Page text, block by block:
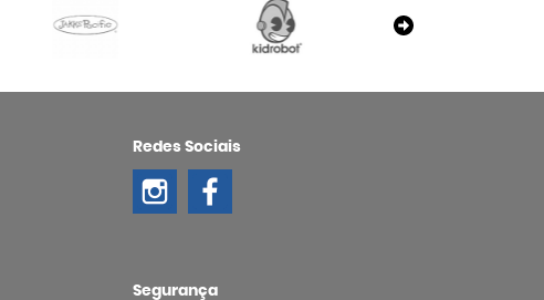
Redes Sociais
Segurança